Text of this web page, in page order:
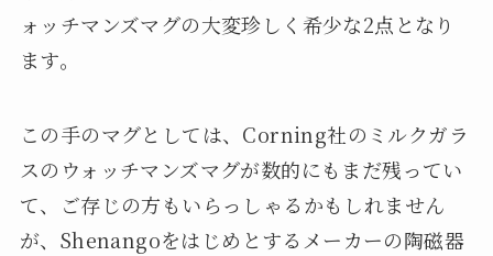
ォッチマンズマグの大変珍しく希少な2点となり
ます。
この手のマグとしては、Corning社のミルクガラ
スのウォッチマンズマグが数的にもまだ残ってい
て、ご存じの方もいらっしゃるかもしれません
が、Shenangoをはじめとするメーカーの陶磁器